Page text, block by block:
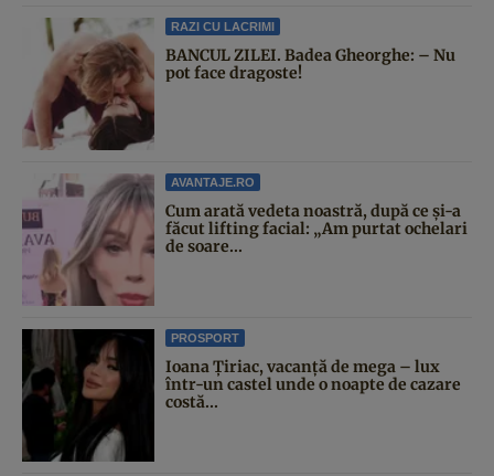
RAZI CU LACRIMI
BANCUL ZILEI. Badea Gheorghe: – Nu
pot face dragoste!
AVANTAJE.RO
Cum arată vedeta noastră, după ce și-a
făcut lifting facial: „Am purtat ochelari
de soare...
PROSPORT
Ioana Țiriac, vacanță de mega – lux
într-un castel unde o noapte de cazare
costă...